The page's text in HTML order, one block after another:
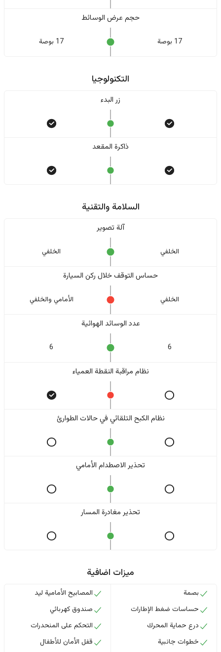
حجم عرض الوسائط
17 بوصة 17 بوصة
التكنولوجيا
زر البدء
ذاكرة المقعد
السلامة والتقنية
آلة تصوير
الخلفي الخلفي
حساس التوقف خلال ركن السيارة
الخلفي الأمامي والخلفي
عدد الوسائد الهوائية
6
6
نظام مراقبة النقطة العمياء
نظام الكبح التلقائي في حالات الطوارئ
تحذير الاصطدام الأمامي
تحذير مغادرة المسار
ميزات اضافية
بصمة
حساسات ضغط الإطارات
درع حماية المحرك
خطوات جانبية
المصابيح الأمامية ليد
صندوق كهربائي
التحكم على المنحدرات
قفل الأمان للأطفال